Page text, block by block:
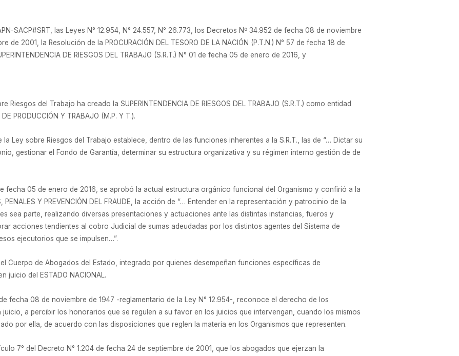
SACP#SRT, las Leyes N° 12.954, N° 24.557, N° 26.773, los Decretos Nº 34.952 de fecha 08 de noviembre
de 2001, la Resolución de la PROCURACIÓN DEL TESORO DE LA NACIÓN (P.T.N.) N° 57 de fecha 18 de
DE RIESGOS DEL TRABAJO (S.R.T.) N° 01 de fecha 05 de enero de 2016, y
Riesgos del Trabajo ha creado la SUPERINTENDENCIA DE RIESGOS DEL TRABAJO (S.R.T.) como entidad
PRODUCCIÓN Y TRABAJO (M.P. Y T.).
Ley sobre Riesgos del Trabajo establece, dentro de las funciones inherentes a la S.R.T., las de “… Dictar su
gestionar el Fondo de Garantía, determinar su estructura organizativa y su régimen interno gestión de de
fecha 05 de enero de 2016, se aprobó la actual estructura orgánico funcional del Organismo y confirió a la
PENALES Y PREVENCIÓN DEL FRAUDE, la acción de “… Entender en la representación y patrocinio de la
sea parte, realizando diversas presentaciones y actuaciones ante las distintas instancias, fueros y
acciones tendientes al cobro Judicial de sumas adeudadas por los distintos agentes del Sistema de
ejecutorios que se impulsen…”.
Cuerpo de Abogados del Estado, integrado por quienes desempeñan funciones específicas de
juicio del ESTADO NACIONAL.
fecha 08 de noviembre de 1947 -reglamentario de la Ley N° 12.954-, reconoce el derecho de los
juicio, a percibir los honorarios que se regulen a su favor en los juicios que intervengan, cuando los mismos
por ella, de acuerdo con las disposiciones que reglen la materia en los Organismos que representen.
7° del Decreto N° 1.204 de fecha 24 de septiembre de 2001, que los abogados que ejerzan la